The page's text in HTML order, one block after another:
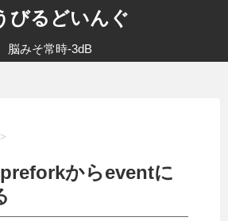
びるどいんぐ
脳みそ常時-3dB
>
からeventに